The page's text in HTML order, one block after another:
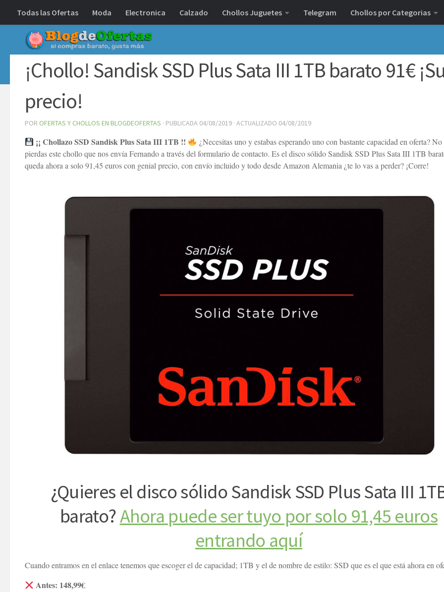
Debajo del contenido
Todas las Ofertas Moda Electronica Calzado Chollos Juguetes Telegram Chollos por Categorias
¡Chollo! Sandisk SSD Plus Sata III 1TB barato 91€
precio!
POR OFERTAS Y CHOLLOS EN BLOGDEOFERTAS · PUBLICADA 04/08/2019 · ACTUALIZADO 04/08/2019
¡¡ Chollazo SSD Sandisk Plus Sata III 1TB !!
¿Necesitas uno y estabas esperando uno con bastante capacidad en oferta? No
pierdas este chollo que nos envía Fernando a través del formulario de contacto. Es el disco sólido Sandisk SSD Plus Sata III 1TB
queda ahora a solo 91,45 euros con genial precio, con envío incluido y todo desde Amazon Alemania ¿te lo vas a perder? ¡Corre!
¿Quieres el disco sólido Sandisk SSD Plus Sata III
barato?Ahora puede ser tuyo por solo 91,45 euros
entrando aquí
Cuando entramos en el enlace tenemos que escoger el de capacidad; 1TB y el de nombre de estilo: SSD que es el que está ahora en
Antes: 148,99€